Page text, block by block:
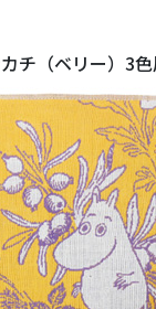
チ（ベリー）3色